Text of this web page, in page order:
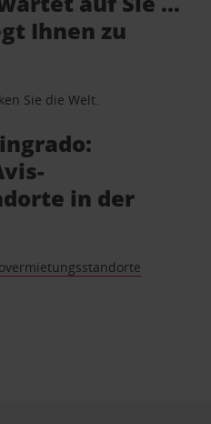
Ihnen zu
Sie die Welt.
in der